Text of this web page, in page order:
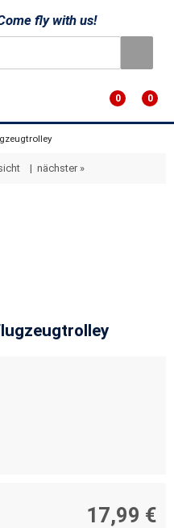
fly with us!
0
0
| nächster »
17,99 €